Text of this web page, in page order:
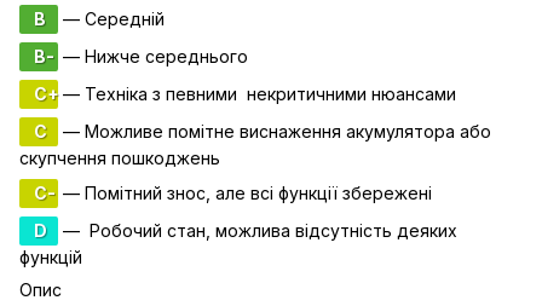
B
— Середній
B- — Нижче середнього
C+— Техніка з певними некритичними нюансами
C
— Можливе помітне виснаження акумулятора або
скупчення пошкоджень
C- — Помітний знос, але всі функції збережені
D
— Робочий стан, можлива відсутність деяких
функцій
Опис